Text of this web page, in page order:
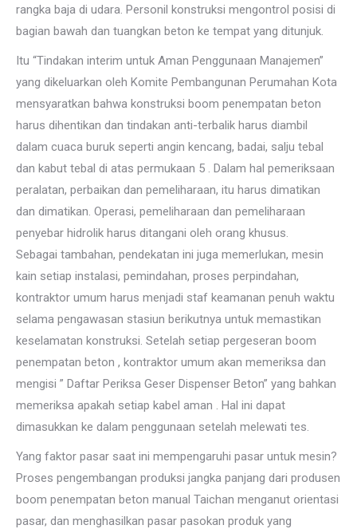
rangka baja di udara. Personil konstruksi mengontrol posisi di
bagian bawah dan tuangkan beton ke tempat yang ditunjuk.
Itu “Tindakan interim untuk Aman Penggunaan Manajemen”
yang dikeluarkan oleh Komite Pembangunan Perumahan Kota
mensyaratkan bahwa konstruksi boom penempatan beton
harus dihentikan dan tindakan anti-terbalik harus diambil
dalam cuaca buruk seperti angin kencang, badai, salju tebal
dan kabut tebal di atas permukaan 5 . Dalam hal pemeriksaan
peralatan, perbaikan dan pemeliharaan, itu harus dimatikan
dan dimatikan. Operasi, pemeliharaan dan pemeliharaan
penyebar hidrolik harus ditangani oleh orang khusus.
Sebagai tambahan, pendekatan ini juga memerlukan, mesin
kain setiap instalasi, pemindahan, proses perpindahan,
kontraktor umum harus menjadi staf keamanan penuh waktu
selama pengawasan stasiun berikutnya untuk memastikan
keselamatan konstruksi. Setelah setiap pergeseran boom
penempatan beton , kontraktor umum akan memeriksa dan
mengisi ” Daftar Periksa Geser Dispenser Beton” yang bahkan
memeriksa apakah setiap kabel aman . Hal ini dapat
dimasukkan ke dalam penggunaan setelah melewati tes.
Yang faktor pasar saat ini mempengaruhi pasar untuk mesin?
Proses pengembangan produksi jangka panjang dari produsen
boom penempatan beton manual Taichan menganut orientasi
pasar, dan menghasilkan pasar pasokan produk yang